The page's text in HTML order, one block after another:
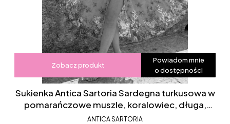
Zobacz produkt
Powiadom mnie
o dostępności
Sukienka Antica Sartoria Sardegna turkusowa w
pomarańczowe muszle, koralowiec, długa,
koszulowa, rozpinana, bawełniana, FC083
ANTICA SARTORIA